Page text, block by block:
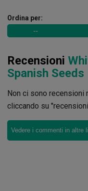
Ordina per:
Recensioni
Spanish Seeds
Non ci sono recensioni
cliccando su
Vedere i commenti in altre